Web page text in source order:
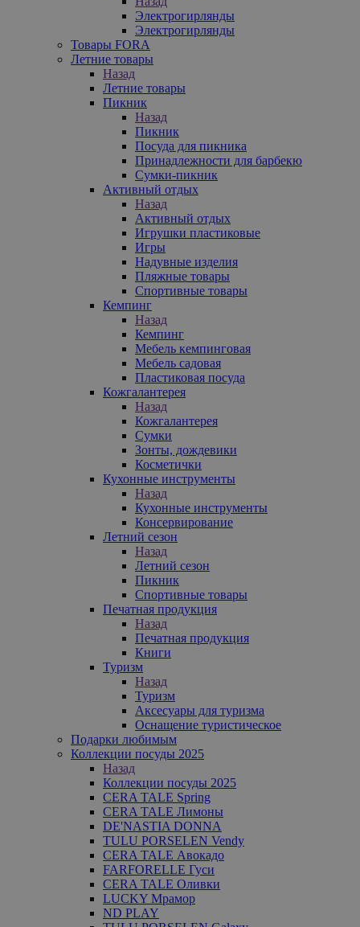
Электрогирлянды
Электрогирлянды
Товары FORA
Летние товары
Назад
Летние товары
Пикник
Назад
Пикник
Посуда для пикника
Принадлежности для барбекю
Сумки-пикник
Активный отдых
Назад
Активный отдых
Игрушки пластиковые
Игры
Надувные изделия
Пляжные товары
Спортивные товары
Кемпинг
Назад
Кемпинг
Мебель кемпинговая
Мебель садовая
Пластиковая посуда
Кожгалантерея
Назад
Кожгалантерея
Сумки
Зонты, дождевики
Косметички
Кухонные инструменты
Назад
Кухонные инструменты
Консервирование
Летний сезон
Назад
Летний сезон
Пикник
Спортивные товары
Печатная продукция
Назад
Печатная продукция
Книги
Туризм
Назад
Туризм
Аксесуары для туризма
Оснащение туристическое
Подарки любимым
Коллекции посуды 2025
Назад
Коллекции посуды 2025
CERA TALE Spring
CERA TALE Лимоны
DE'NASTIA DONNA
TULU PORSELEN Vendy
CERA TALE Авокадо
FARFORELLE Гуси
CERA TALE Оливки
LUCKY Мрамор
ND PLAY